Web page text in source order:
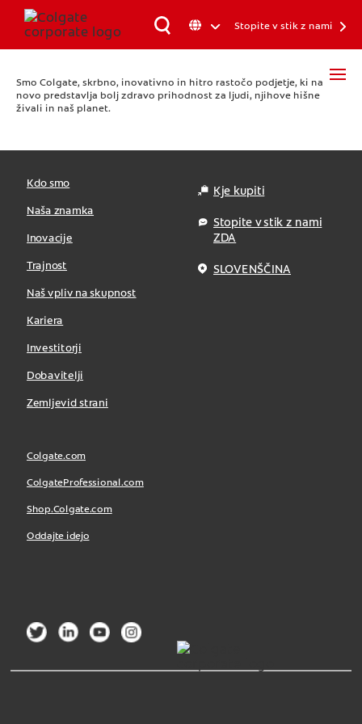
Smo Colgate, skrbno, inovativno in hitro rastočo podjetje, ki na
novo predstavlja bolj zdravo prihodnost za ljudi, njihove hišne
živali in naš planet.
Stopite v stik z nami
Kdo smo
Naša znamka
Inovacije
Trajnost
Naš vpliv na skupnost
Kariera
Investitorji
Dobavitelji
Zemljevid strani
Kje kupiti
Stopite v stik z nami
ZDA
SLOVENŠČINA
Colgate.com
ColgateProfessional.com
Shop.Colgate.com
Oddajte idejo